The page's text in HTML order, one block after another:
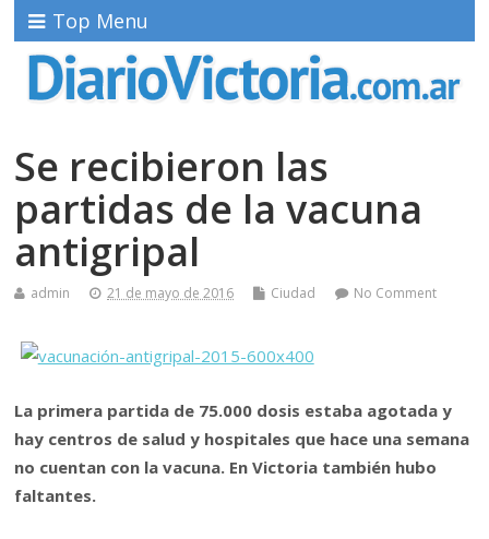
Top Menu
Se recibieron las
partidas de la vacuna
antigripal
admin 21 de mayo de 2016 Ciudad No Comment
La primera partida de 75.000 dosis estaba agotada y
hay centros de salud y hospitales que hace una semana
no cuentan con la vacuna. En Victoria también hubo
faltantes.